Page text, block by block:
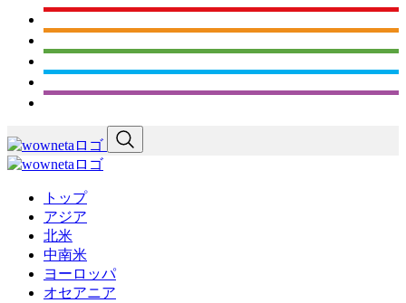
トップ
アジア
北米
中南米
ヨーロッパ
オセアニア